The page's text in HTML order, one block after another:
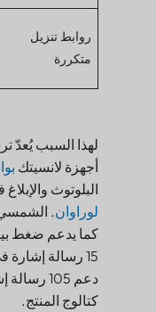
روابط تنزيل
متكررة
لهذا السبب يُعدّ
أجهزة لانسيتك
البلوتوث
لوراوان.
كما يدعم ضغط
15 رسالة إشارة في رسالة واحدة
دعم 105
كتالوج المنتج.